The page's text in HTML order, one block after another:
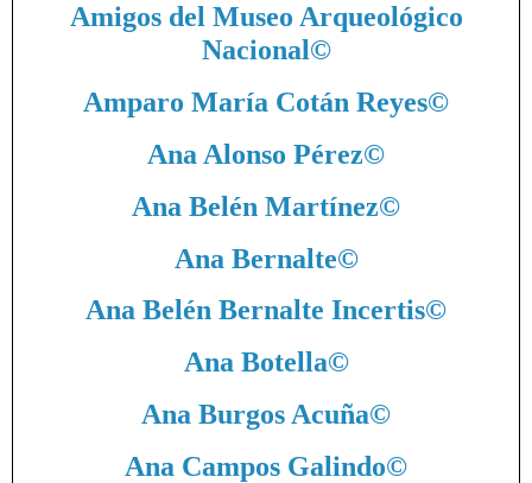
Amigos del Museo Arqueológico
Nacional©
Amparo María Cotán Reyes©
Ana Alonso Pérez©
Ana Belén Martínez©
Ana Bernalte©
Ana Belén Bernalte Incertis©
Ana Botella©
Ana Burgos Acuña©
Ana Campos Galindo©